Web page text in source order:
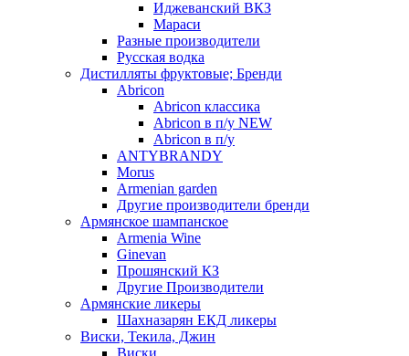
Иджеванский ВКЗ
Мараси
Разные производители
Русская водка
Дистилляты фруктовые; Бренди
Abricon
Abricon классика
Abricon в п/у NEW
Abricon в п/у
ANTYBRANDY
Morus
Armenian garden
Другие производители бренди
Армянское шампанское
Armenia Wine
Ginevan
Прошянский КЗ
Другие Производители
Армянские ликеры
Шахназарян ЕКД ликеры
Виски, Текила, Джин
Виски